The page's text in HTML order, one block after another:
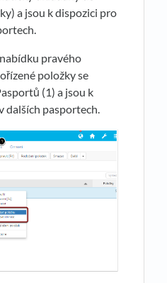
a jsou k dispozici pro
pravého
položky se
(1) a jsou k
pasportech.